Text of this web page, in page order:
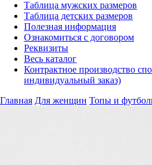
Таблица мужских размеров
Таблица детских размеров
Полезная информация
Ознакомиться с договором
Реквизиты
Весь каталог
Контрактное производство
индивидуальный заказ)
Главная Для женщин Топы и